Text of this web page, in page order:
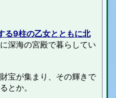
る9柱の乙女とともに北
深海の宮殿で暮らしてい
宝が集まり、その輝きで
とか。